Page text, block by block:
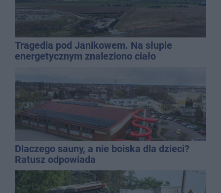
Tragedia pod Janikowem. Na słupie
energetycznym znaleziono ciało
Dlaczego sauny, a nie boiska dla dzieci?
Ratusz odpowiada